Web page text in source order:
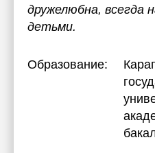
дружелюбна, всегда
детьми.
Образование: